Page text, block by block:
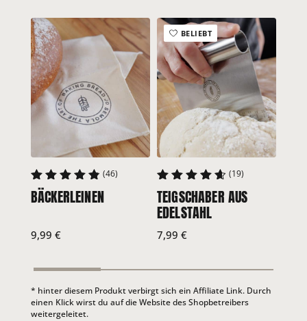
4.91
(46)
BÄCKERLEINEN
9,99 €
BELIEBT
4.75
(19)
TEIGSCHABER AUS
EDELSTAHL
7,99 €
* hinter diesem Produkt verbirgt sich ein Affiliate Link. Durch
einen Klick wirst du auf die Website des Shopbetreibers
weitergeleitet.